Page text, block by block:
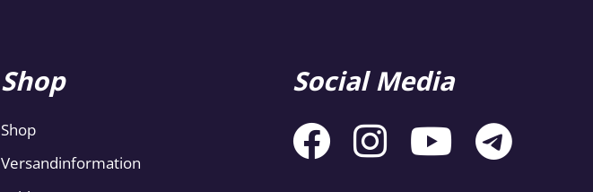
Shop
Shop
Versandinformation
Social Media